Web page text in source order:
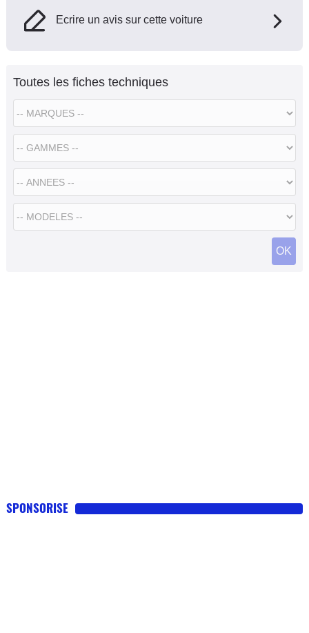
Ecrire un avis sur cette voiture
Toutes les fiches techniques
SPONSORISE